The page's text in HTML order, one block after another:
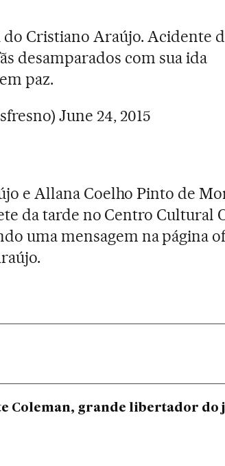
do Cristiano Araújo. Acidente
desamparados com sua ida
paz.
June 24, 2015
e Allana Coelho Pinto de
da tarde no Centro Cultural
uma mensagem na página
Coleman, grande libertador do